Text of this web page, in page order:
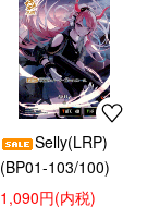
Selly(LRP)
(BP01-103/100)
1,090円(内税)